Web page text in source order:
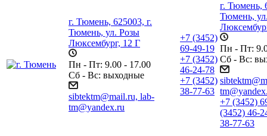
г. Тюмень, 625003, г.
Тюмень, ул. Розы
Люксембург, 12 Г
Пн - Пт: 9.00 - 17.00
Сб - Вс: выходные
sibtektm@mail.ru, lab-
tm@yandex.ru
+7 (3452)
69-49-19
+7 (3452)
46-24-78
+7 (3452)
38-77-63
г. Тюмень,
Тюмень,
Пн - Пт:
Сб - Вс:
+7 (3452)
(3452) 46-
38-77-63